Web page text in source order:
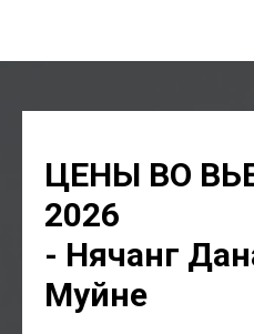
ЦЕНЫ ВО
2026
- Нячанг
Муйне